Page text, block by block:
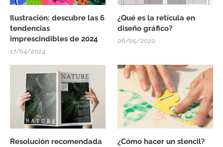
Ilustración: descubre las 6
tendencias
imprescindibles de 2024
17/04/2024
¿Qué es la retícula en
diseño gráfico?
06/05/2020
Resolución recomendada
¿Cómo hacer un stencil?